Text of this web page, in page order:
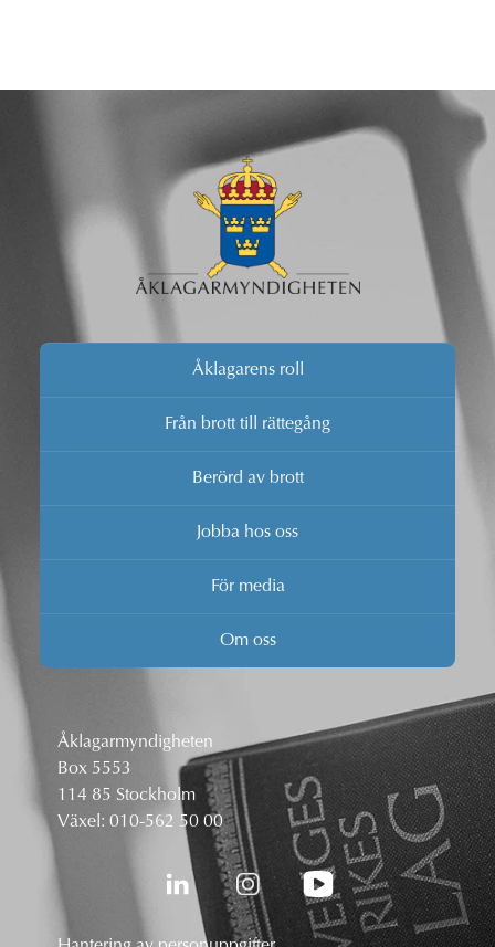
Åklagarens roll
Från brott till rättegång
Berörd av brott
Jobba hos oss
För media
Om oss
Åklagarmyndigheten
Box 5553
114 85 Stockholm
Växel: 010-562 50 00